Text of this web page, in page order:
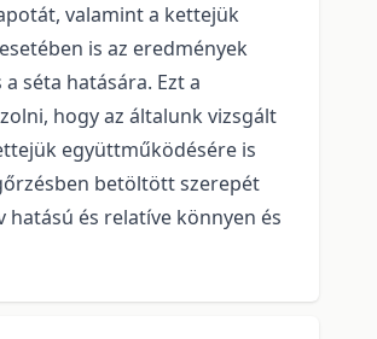
valamint a kettejük
is az eredmények
séta hatására. Ezt a
hogy az általunk vizsgált
együttműködésére is
betöltött szerepét
és relatíve könnyen és